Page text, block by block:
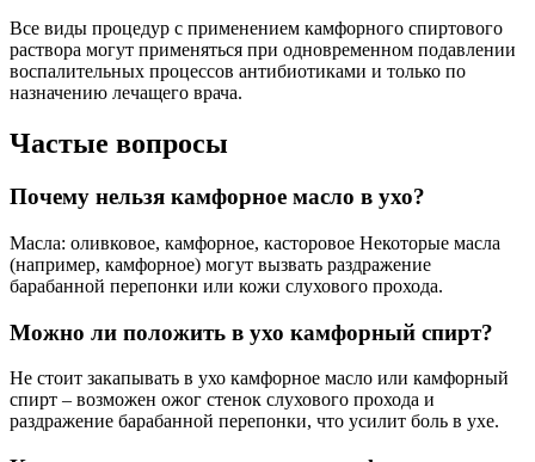
Все виды процедур с применением камфорного спиртового
раствора могут применяться при одновременном подавлении
воспалительных процессов антибиотиками и только по
назначению лечащего врача.
Частые вопросы
Почему нельзя камфорное масло в ухо?
Масла: оливковое, камфорное, касторовое Некоторые масла
(например, камфорное) могут вызвать раздражение
барабанной перепонки или кожи слухового прохода.
Можно ли положить в ухо камфорный спирт?
Не стоит закапывать в ухо камфорное масло или камфорный
спирт – возможен ожог стенок слухового прохода и
раздражение барабанной перепонки, что усилит боль в ухе.